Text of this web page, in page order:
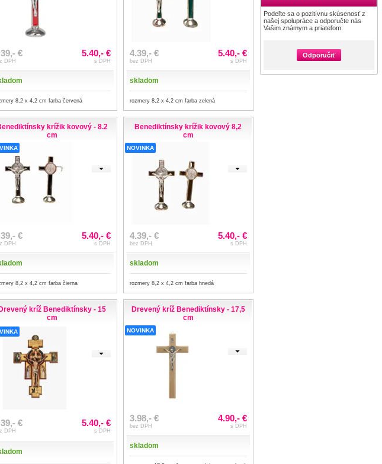
Podeľte sa o pozitívnu skúsenosť z
našej spolupráce a odporučte nás
Vašim známym a priateľom:
Odporučiť
€
DPH
5.40,- €
s DPH
8,2 x 4,2 cm farba červená
4.39,- €
bez DPH
5.40,- €
s DPH
skladom
rozmery 8,2 x 4,2 cm farba zelená
krížik kovový - 8.2
cm
€
DPH
5.40,- €
s DPH
8,2 x 4,2 cm farba čierna
Benediktínsky krížik kovový 8,2
cm
NOVINKA
4.39,- €
bez DPH
5.40,- €
s DPH
skladom
rozmery 8,2 x 4,2 cm farba hnedá
kríž Benediktínsky - 15
cm
€
DPH
5.40,- €
s DPH
Drevený kríž Benediktínsky - 17,5
cm
NOVINKA
3.98,- €
bez DPH
4.90,- €
s DPH
skladom